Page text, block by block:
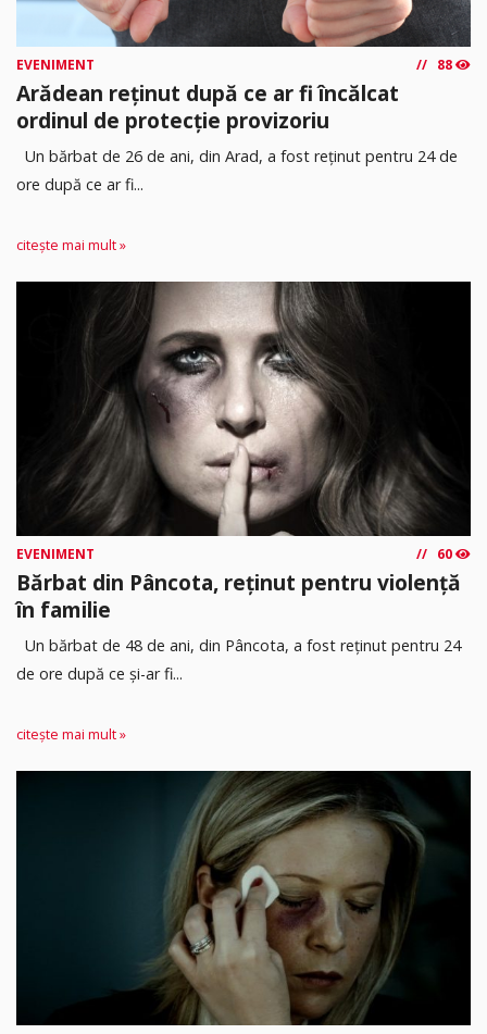
EVENIMENT 88
Arădean reținut după ce ar fi încălcat
ordinul de protecție provizoriu
Un bărbat de 26 de ani, din Arad, a fost reținut pentru 24 de
ore după ce ar fi...
citește mai mult »
EVENIMENT 60
Bărbat din Pâncota, reținut pentru violență
în familie
Un bărbat de 48 de ani, din Pâncota, a fost reținut pentru 24
de ore după ce și-ar fi...
citește mai mult »